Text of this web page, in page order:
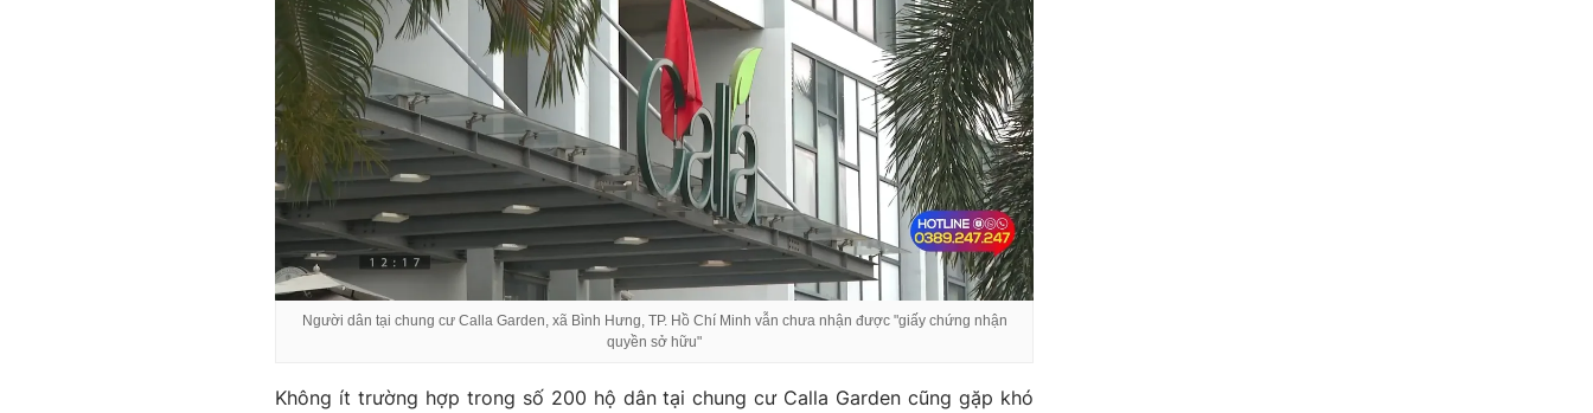
Người dân tại chung cư Calla Garden, xã Bình Hưng, TP. Hồ Chí Minh vẫn chưa nhận được "giấy chứng nhận
quyền sở hữu"
Không ít trường hợp trong số 200 hộ dân tại chung cư Calla Garden cũng gặp khó